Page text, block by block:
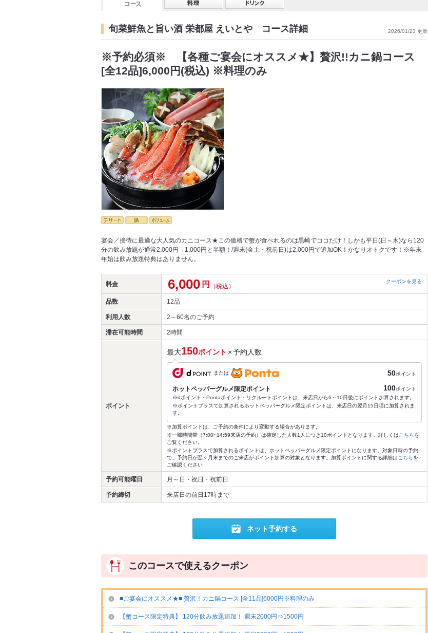
旬菜鮮魚と旨い酒 栄都屋 えいとや コース詳細 2026/01/23 更新
※予約必須※ 【各種ご宴会にオススメ★】贅沢!!カニ鍋コース
[全12品]6,000円(税込) ※料理のみ
宴会／接待に最適な大人気のカニコース★この価格で蟹が食べれるのは黒崎でココだけ！しかも平日(日～木)なら120
分の飲み放題が通常2,000円→1,000円と半額！/週末(金土・祝前日)は2,000円で追加OK！かなりオトクです！※年末
年始は飲み放題特典はありません。
料金 6,000 円 （税込）
クーポンを見る
品数 12品
利用人数 2～60名のご予約
滞在可能時間 2時間
ポイント
最大150ポイント ×予約人数
または 50ポイント
ホットペッパーグルメ限定ポイント 100ポイント
※dポイント・Pontaポイント・リクルートポイントは、来店日から6～10日後にポイント加算されます。
※ポイントプラスで加算されるホットペッパーグルメ限定ポイントは、来店日の翌月15日頃に加算されま
す。
※加算ポイントは、ご予約の条件により変動する場合があります。
※一部時間帯（7:00~14:59来店の予約）は確定した人数1人につき10ポイントとなります。詳しくは こちらを
ご覧ください。
※ポイントプラスで加算されるポイントは、ホットペッパーグルメ限定ポイントになります。対象日時の予約
で、予約日が翌々月末までのご来店がポイント加算の対象となります。加算ポイントに関する詳細は こちらを
ご確認ください
予約可能曜日 月～日・祝日・祝前日
予約締切 来店日の前日17時まで
ネット予約する
このコースで使えるクーポン
■ご宴会にオススメ★■ 贅沢！カニ鍋コース [全11品]6000円※料理のみ
【蟹コース限定特典】 120分飲み放題追加！ 週末2000円⇒1500円